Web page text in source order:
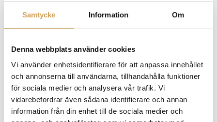
Samtycke Information Om
Denna webbplats använder cookies
Vi använder enhetsidentifierare för att anpassa innehållet
och annonserna till användarna, tillhandahålla funktioner
för sociala medier och analysera vår trafik. Vi
vidarebefordrar även sådana identifierare och annan
information från din enhet till de sociala medier och
Vikt2,0 kg
Varumärke
FURUTECH
Vi erbjuder ett brett utbud av Furutech produkter som
är avsedda att förbättra och optimera din
musikupplevelse. Hos HiFi Experience har vi allt ifrån